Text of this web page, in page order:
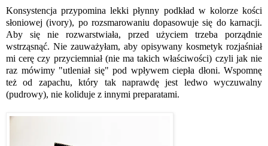
Konsystencja przypomina lekki płynny podkład w kolorze kości
słoniowej (ivory), po rozsmarowaniu dopasowuje się do karnacji.
Aby się nie rozwarstwiała, przed użyciem trzeba porządnie
wstrząsnąć. Nie zauważyłam, aby opisywany kosmetyk rozjaśniał
mi cerę czy przyciemniał (nie ma takich właściwości) czyli jak nie
raz mówimy "utleniał się" pod wpływem ciepła dłoni. Wspomnę
też od zapachu, który tak naprawdę jest ledwo wyczuwalny
(pudrowy), nie koliduje z innymi preparatami.